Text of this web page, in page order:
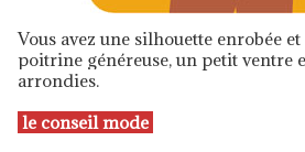
Vous avez une silhouette enrobée
poitrine généreuse, un petit ventre
arrondies.
le conseil mode